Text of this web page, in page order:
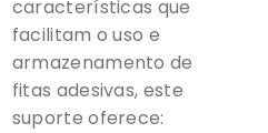
características que
facilitam o uso e
armazenamento de
fitas adesivas, este
suporte oferece: